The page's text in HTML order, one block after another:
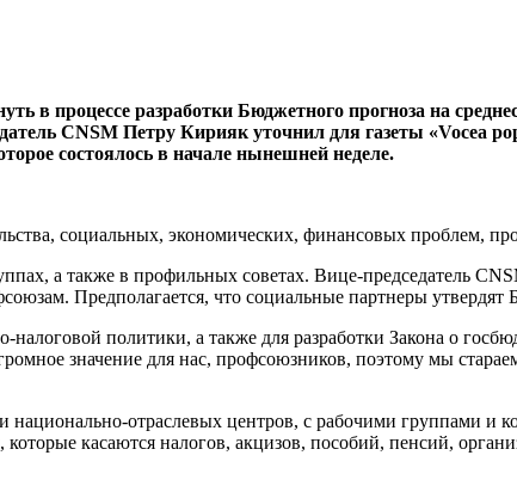
в процессе разра­ботки Бюджетного прогноза на
CNSM Петру Кирияк уточнил для газеты «Vocea
состоялось в начале ны­нешней неделе.
социаль­ных, экономических, финансо­вых проблем,
а так­же в профильных советах. Ви­це-председатель
Предполагается, что социаль­ные партнеры
политики, а также для разра­ботки Закона о
значение для нас, профсо­юзников, поэтому мы
национально-отраслевых центров, с рабочи­ми группами
касаются налогов, акцизов, по­собий, пенсий,